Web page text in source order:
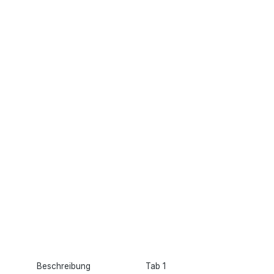
Beschreibung Tab 1